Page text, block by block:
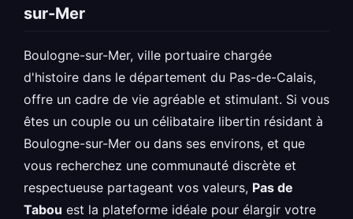
sur-Mer
Boulogne-sur-Mer, ville portuaire chargée
d'histoire dans le département du Pas-de-Calais,
offre un cadre de vie agréable et stimulant. Si vous
êtes un couple ou un célibataire libertin résidant à
Boulogne-sur-Mer ou dans ses environs, et que
vous recherchez une communauté discrète et
respectueuse partageant vos valeurs, Pas de
Tabou est la plateforme idéale pour élargir votre